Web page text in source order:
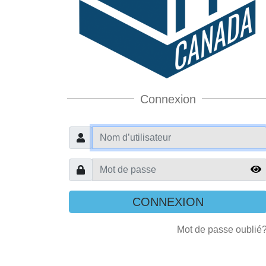
Connexion
User
Password
Mot de passe